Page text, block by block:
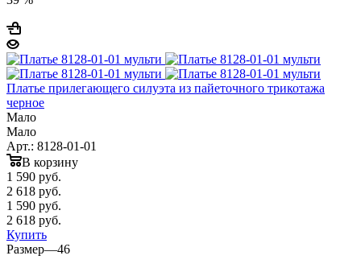
Платье прилегающего силуэта из пайеточного трикотажа
черное
Мало
Мало
Арт.: 8128-01-01
В корзину
1 590 руб.
2 618 руб.
1 590 руб.
2 618 руб.
Купить
Размер—46